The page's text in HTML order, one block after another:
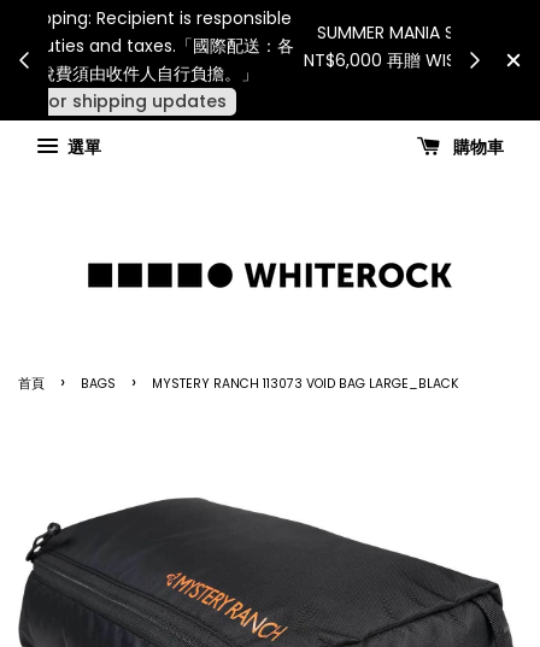
連假期間宅配服務將暫停配送。 如遇假日、天災或其
他不可抗力因素，出貨安排可能調整，敬請見諒
查看國內宅配最新公告
for all
國
選單
購物車
首頁 › BAGS › MYSTERY RANCH 113073 VOID BAG LARGE_BLACK